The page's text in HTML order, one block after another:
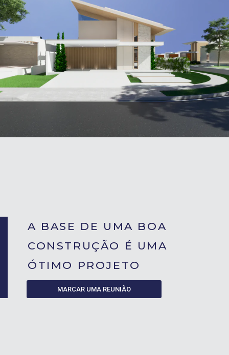
A BASE DE UMA BOA
CONSTRUÇÃO É UMA
ÓTIMO PROJETO
MARCAR UMA REUNIÃO